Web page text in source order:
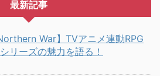
最新記事
War】TVアニメ連動RPG
リーズの魅力を語る！